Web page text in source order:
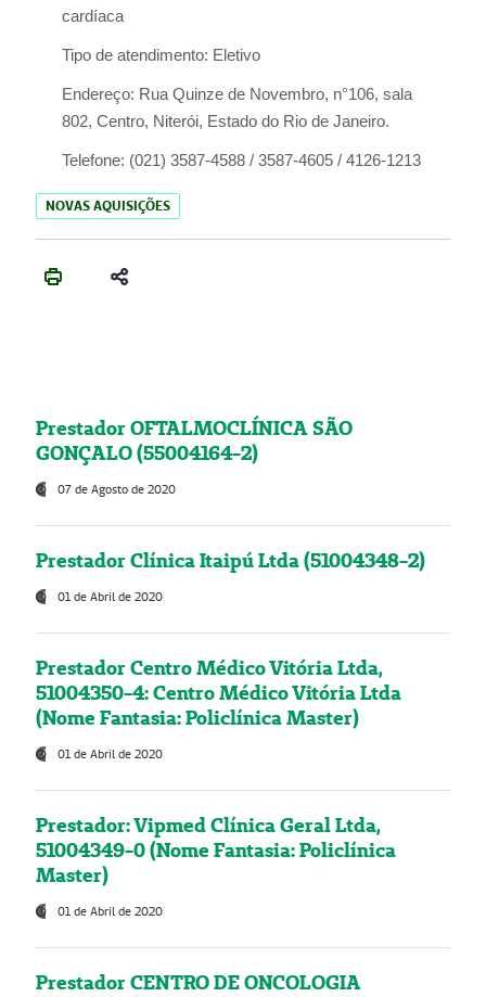
cardíaca
Tipo de atendimento: Eletivo
Endereço: Rua Quinze de Novembro, n°106, sala
802, Centro, Niterói, Estado do Rio de Janeiro.
Telefone: (021) 3587-4588 / 3587-4605 / 4126-1213
NOVAS AQUISIÇÕES
Prestador OFTALMOCLÍNICA SÃO
GONÇALO (55004164-2)
07 de Agosto de 2020
Prestador Clínica Itaipú Ltda (51004348-2)
01 de Abril de 2020
Prestador Centro Médico Vitória Ltda,
51004350-4: Centro Médico Vitória Ltda
(Nome Fantasia: Policlínica Master)
01 de Abril de 2020
Prestador: Vipmed Clínica Geral Ltda,
51004349-0 (Nome Fantasia: Policlínica
Master)
01 de Abril de 2020
Prestador CENTRO DE ONCOLOGIA